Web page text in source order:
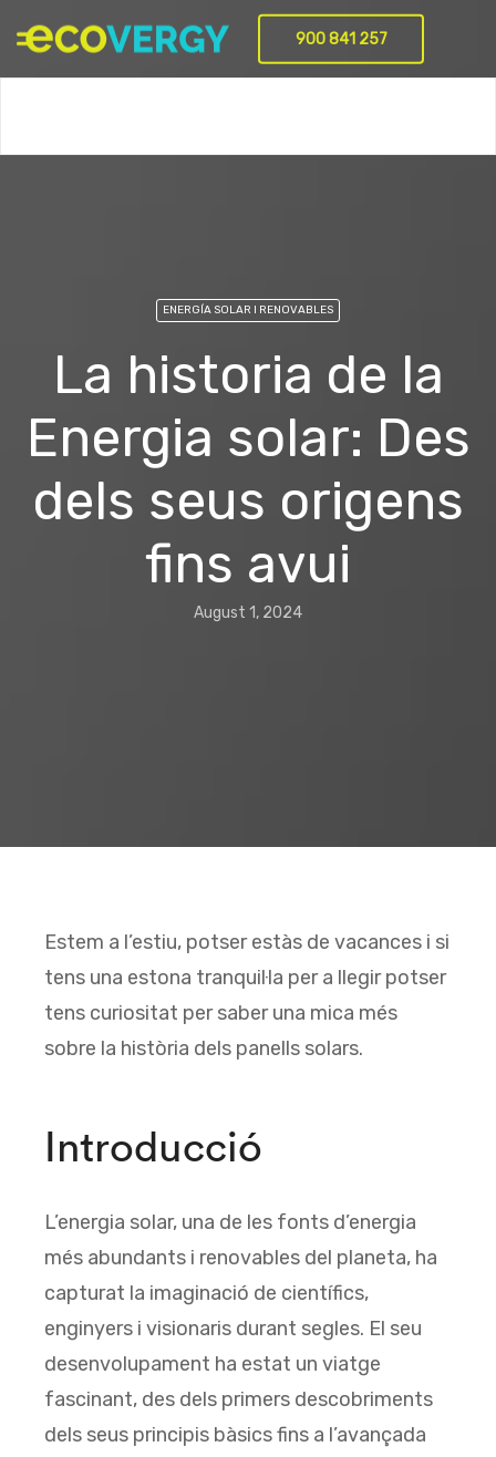
900 841 257
ENERGÍA SOLAR I RENOVABLES
La historia de la
Energia solar: Des
dels seus origens
fins avui
August 1, 2024
Estem a l’estiu, potser estàs de vacances i si
tens una estona tranquil·la per a llegir potser
tens curiositat per saber una mica més
sobre la història dels panells solars.
Introducció
L’energia solar, una de les fonts d’energia
més abundants i renovables del planeta, ha
capturat la imaginació de científics,
enginyers i visionaris durant segles. El seu
desenvolupament ha estat un viatge
fascinant, des dels primers descobriments
dels seus principis bàsics fins a l’avançada